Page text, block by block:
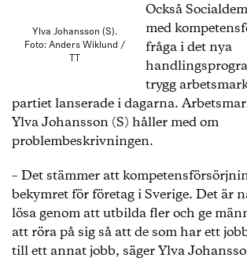
Ylva Johansson (S).
Foto: Anders Wiklund /
Också
med
fråga i det nya
trygg
partiet lanserade i dagarna.
Ylva Johansson (S) håller med om
problembeskrivningen.
– Det stämmer att
bekymret för företag i Sverige. Det är
lösa genom att utbilda fler och ge
att röra på sig så att de som har ett
till ett annat jobb, säger Ylva